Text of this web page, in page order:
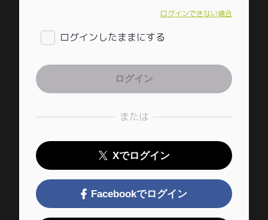
ログインできない場合
ログインしたままにする
または
Xでログイン
Facebookでログイン